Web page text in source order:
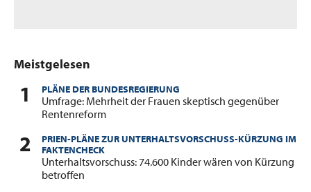
Meistgelesen
PLÄNE DER BUNDESREGIERUNG
:Umfrage: Mehrheit der Frauen skeptisch gegenüber
Rentenreform
PRIEN-PLÄNE ZUR UNTERHALTSVORSCHUSS-KÜRZUNG IM
FAKTENCHECK
:Unterhaltsvorschuss: 74.600 Kinder wären von Kürzung
betroffen